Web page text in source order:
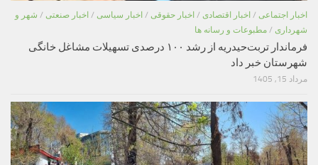
اخبار اجتماعی / اخبار اقتصادی / اخبار حقوقی / اخبار سیاسی / اخبار صنعتی / شهر و
شهرداری / مطبوعات و رسانه ها
فرماندار تربت‌حیدریه از رشد ۱۰۰ درصدی تسهیلات مشاغل خانگی
شهرستان خبر داد
مرداد 15, 1405